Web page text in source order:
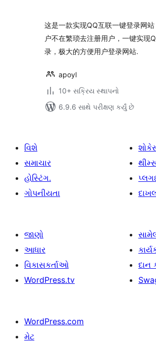
这是一款实现QQ互联一键登录网站
户不在繁琐去注册用户，一键实现
录，极大的方便用户登录网站.
apoyl
10+ સક્રિય સ્થાપનો
6.9.6 સાથે પરીક્ષણ કર્યું છે
વિશે
સમાચાર
હોસ્ટિંગ.
ગોપનીયતા
જાણો
આધાર
વિકાસકર્તાઓ
WordPress.tv
દાન
WordPress.com
મેટ